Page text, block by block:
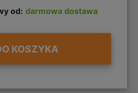
od: darmowa dostawa
KOSZYKA